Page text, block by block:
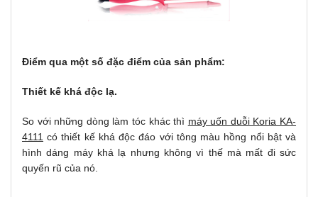
Điểm qua một số đặc điểm của sản phẩm:
Thiết kế khá độc lạ.
So với những dòng làm tóc khác thì máy uốn duỗi Koria KA-
4111 có thiết kế khá độc đáo với tông màu hồng nổi bật và
hình dáng máy khá lạ nhưng không vì thế mà mất đi sức
quyến rũ của nó.